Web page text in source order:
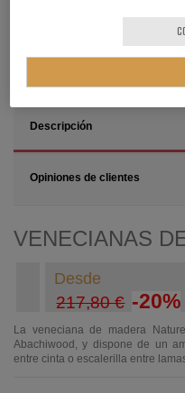
CÓMO INSTALAR
Descripción
Opiniones de clientes
VENECIANAS
Desde
217,80 € -20%
La veneciana de madera
Abachiwood, y dispone de un
entre cinta o escalerilla entre